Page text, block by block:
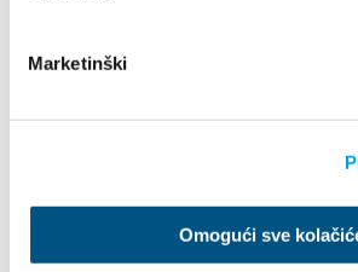
Marketinški
Omogući sve
Cookie-Richtlinie